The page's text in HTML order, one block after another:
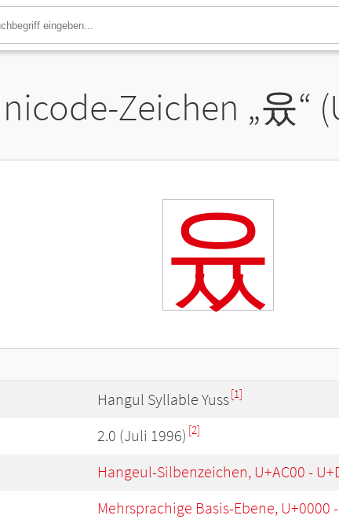
Zeichen „윴“
윴
Hangul Syllable Yuss[1]
2.0 (Juli 1996) [2]
Hangeul-Silbenzeichen, U+AC00 -
Mehrsprachige Basis-Ebene, U+0000